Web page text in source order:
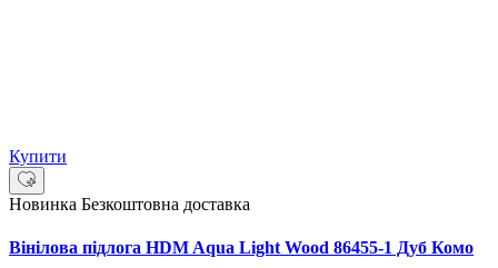
Купити
Новинка Безкоштовна доставка
Вінілова підлога HDM Aqua Light Wood 86455-1 Дуб Комо